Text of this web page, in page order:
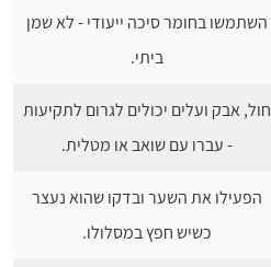
השתמשו בחומר סיכה ייעודי - לא שמן
ביתי.
חול, אבק ועלים יכולים לגרום לתקיעות
- עברו עם שואב או מטלית.
הפעילו את השער ובדקו שהוא נעצר
כשיש חפץ במסלולו.